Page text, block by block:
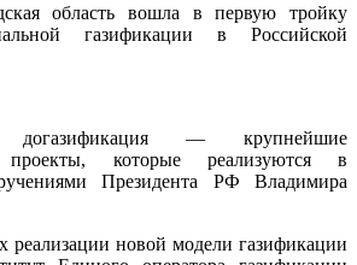
область вошла в первую тройку
газификации в Российской
— крупнейшие
проекты, которые реализуются в
Президента РФ Владимира
реализации новой модели газификации